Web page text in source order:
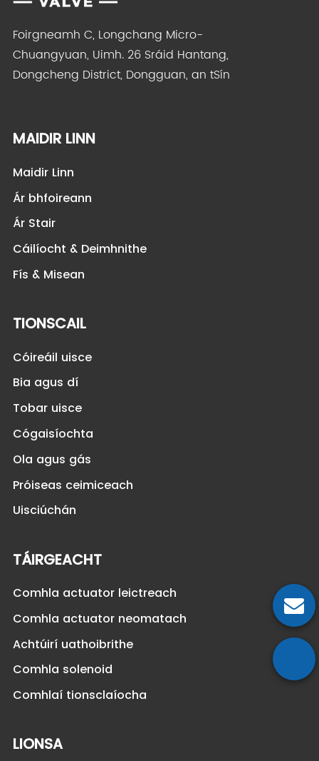
Foirgneamh C, Longchang Micro-
Chuangyuan, Uimh. 26 Sráid Hantang,
Dongcheng District, Dongguan, an tSín
MAIDIR LINN
Maidir Linn
Ár bhfoireann
Ár Stair
Cáilíocht & Deimhnithe
Fís & Misean
TIONSCAIL
Cóireáil uisce
Bia agus dí
Tobar uisce
Cógaisíochta
Ola agus gás
Próiseas ceimiceach
Uisciúchán
TÁIRGEACHT
Comhla actuator leictreach
Comhla actuator neomatach
Achtúirí uathoibrithe
Comhla solenoid
Comhlaí tionsclaíocha
LIONSA